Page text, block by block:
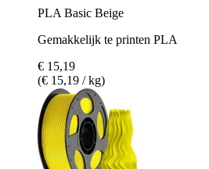
PLA Basic Beige
Gemakkelijk te printen PLA
€ 15,19
(€ 15,19 / kg)